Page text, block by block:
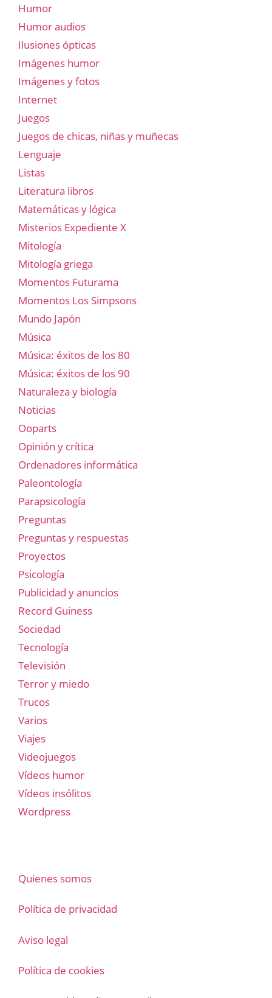
Humor
Humor audios
Ilusiones ópticas
Imágenes humor
Imágenes y fotos
Internet
Juegos
Juegos de chicas, niñas y muñecas
Lenguaje
Listas
Literatura libros
Matemáticas y lógica
Misterios Expediente X
Mitología
Mitología griega
Momentos Futurama
Momentos Los Simpsons
Mundo Japón
Música
Música: éxitos de los 80
Música: éxitos de los 90
Naturaleza y biología
Noticias
Ooparts
Opinión y crítica
Ordenadores informática
Paleontología
Parapsicología
Preguntas
Preguntas y respuestas
Proyectos
Psicología
Publicidad y anuncios
Record Guiness
Sociedad
Tecnología
Televisión
Terror y miedo
Trucos
Varios
Viajes
Videojuegos
Vídeos humor
Vídeos insólitos
Wordpress
Quienes somos
Política de privacidad
Aviso legal
Política de cookies